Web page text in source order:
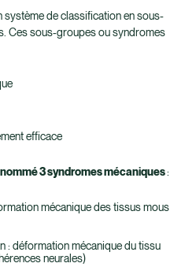
système de classification en sous-
Ces sous-groupes ou syndromes
efficace
3 syndromes mécaniques:
mécanique des tissus mous
: déformation mécanique du tissu
neurales)